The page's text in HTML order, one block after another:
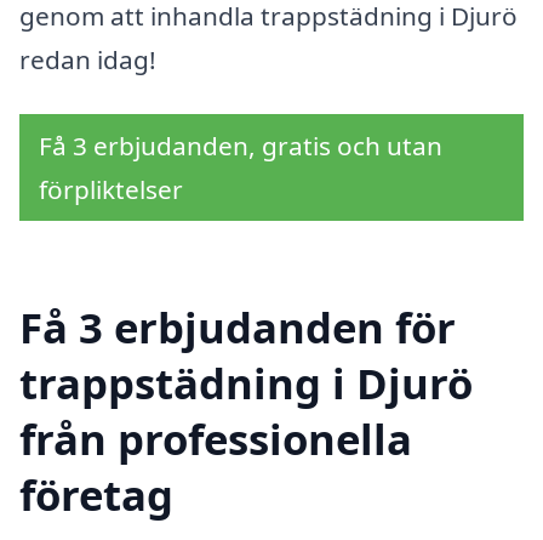
genom att inhandla trappstädning i Djurö
redan idag!
Få 3 erbjudanden, gratis och utan
förpliktelser
Få 3 erbjudanden för
trappstädning i Djurö
från professionella
företag